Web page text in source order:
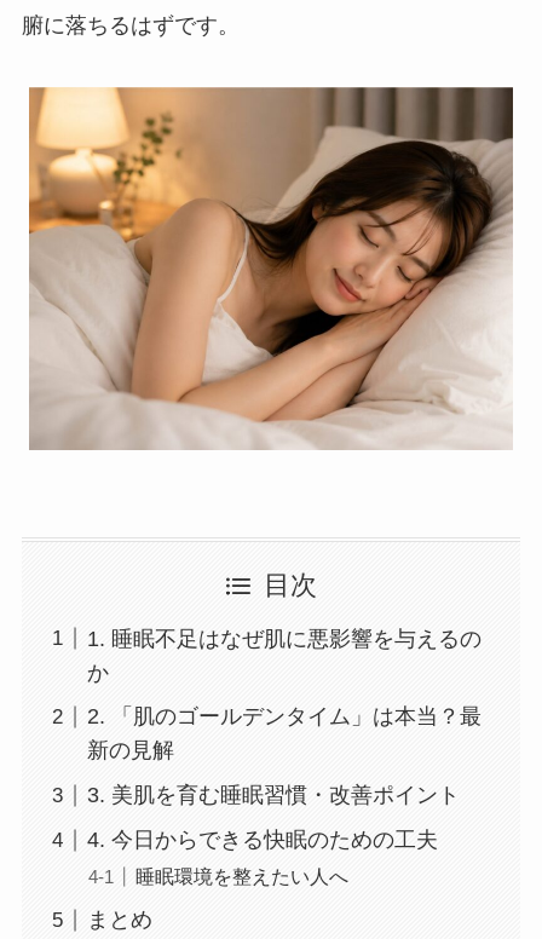
腑に落ちるはずです。
目次
1. 睡眠不足はなぜ肌に悪影響を与えるの
か
2. 「肌のゴールデンタイム」は本当？最
新の見解
3. 美肌を育む睡眠習慣・改善ポイント
4. 今日からできる快眠のための工夫
睡眠環境を整えたい人へ
まとめ